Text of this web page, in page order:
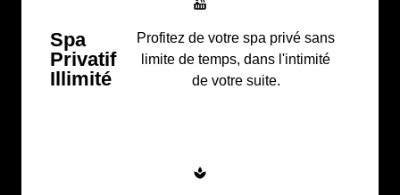
Spa
Privatif
Illimité
Profitez de votre spa privé sans
limite de temps, dans l'intimité
de votre suite.